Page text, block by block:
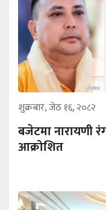
शुक्रबार, जेठ १६, २०८२
बजेटमा नारायणी
आक्रोशित